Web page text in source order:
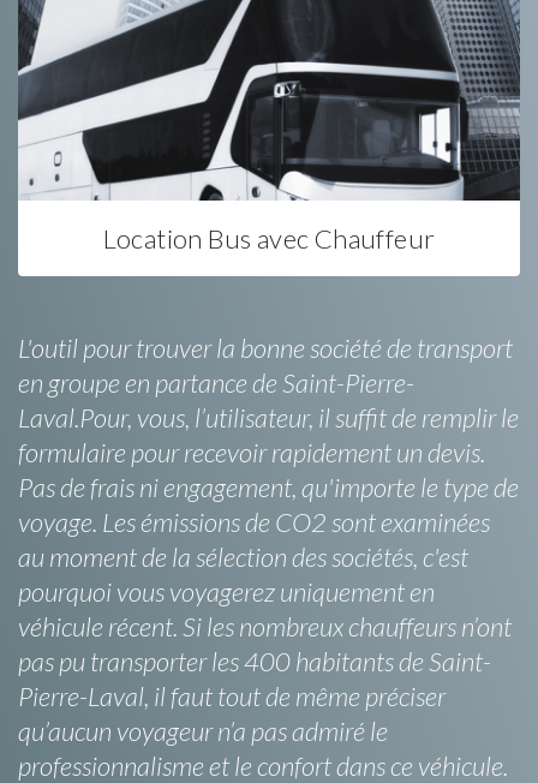
Location Bus avec Chauffeur
L'outil pour trouver la bonne société de transport
en groupe en partance de Saint-Pierre-
Laval.Pour, vous, l’utilisateur, il suffit de remplir le
formulaire pour recevoir rapidement un devis.
Pas de frais ni engagement, qu'importe le type de
voyage. Les émissions de CO2 sont examinées
au moment de la sélection des sociétés, c'est
pourquoi vous voyagerez uniquement en
véhicule récent. Si les nombreux chauffeurs n’ont
pas pu transporter les 400 habitants de Saint-
Pierre-Laval, il faut tout de même préciser
qu’aucun voyageur n’a pas admiré le
professionnalisme et le confort dans ce véhicule.